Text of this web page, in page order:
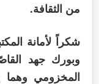
من الثقافة.
شكراً لأمانة
وبورك جهد
المخزومي وهما